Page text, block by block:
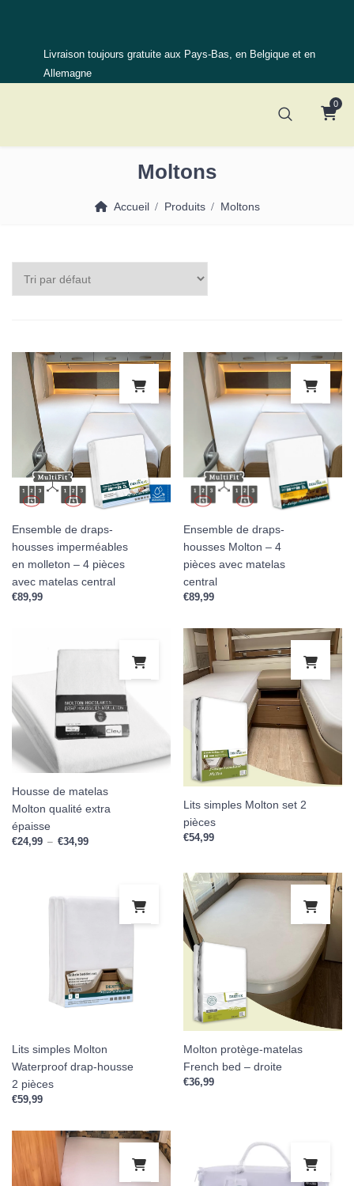
Livraison toujours gratuite aux Pays-Bas, en Belgique et en
Allemagne
0
Moltons
Accueil Produits Moltons
Ensemble de draps-
housses imperméables
en molleton – 4 pièces
avec matelas central
€89,99
Ensemble de draps-
housses Molton – 4
pièces avec matelas
central
€89,99
Ce produit a plusieurs variations. Les
Housse de matelas
Molton qualité extra
épaisse
€24,99 – €34,99Plage de prix : €24,99 à €34,99
Lits simples Molton set 2
pièces
€54,99
Lits simples Molton
Waterproof drap-housse
2 pièces
€59,99
Molton protège-matelas
French bed – droite
€36,99